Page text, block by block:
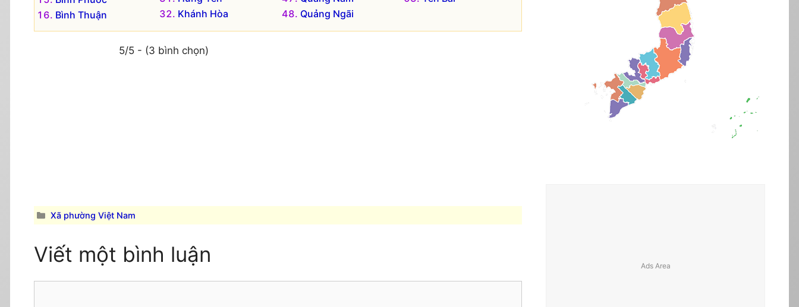
Bình Thuận
Khánh Hòa
Quảng Ngãi
5/5 - (3 bình chọn)
Danh
mục
Xã phường Việt Nam
Viết một bình luận